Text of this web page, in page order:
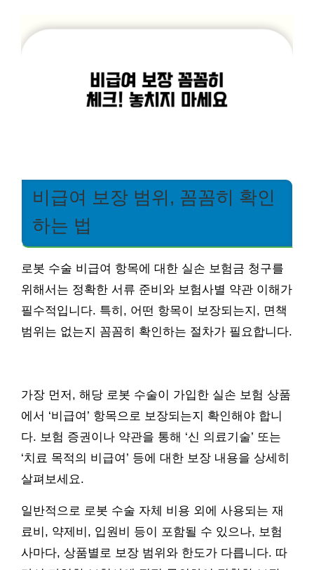
비급여 보장 범위, 꼼꼼히 확인
하는 법
로봇 수술 비급여 항목에 대한 실손 보험금 청구를
위해서는 정확한 서류 준비와 보험사별 약관 이해가
필수적입니다. 특히, 어떤 항목이 보장되는지, 면책
범위는 없는지 꼼꼼히 확인하는 절차가 필요합니다.
가장 먼저, 해당 로봇 수술이 가입한 실손 보험 상품
에서 ‘비급여’ 항목으로 보장되는지 확인해야 합니
다. 보험 증권이나 약관을 통해 ‘신 의료기술’ 또는
‘치료 목적의 비급여’ 등에 대한 보장 내용을 상세히
살펴보세요.
일반적으로 로봇 수술 자체 비용 외에 사용되는 재
료비, 약제비, 입원비 등이 포함될 수 있으나, 보험
사마다, 상품별로 보장 범위와 한도가 다릅니다. 따